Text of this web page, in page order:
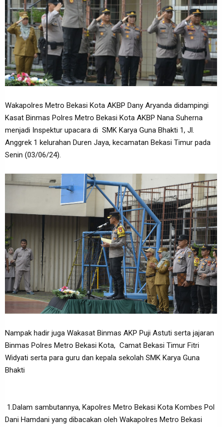
Wakapolres Metro Bekasi Kota AKBP Dany Aryanda didampingi
Kasat Binmas Polres Metro Bekasi Kota AKBP Nana Suherna
menjadi Inspektur upacara di SMK Karya Guna Bhakti 1, Jl.
Anggrek 1 kelurahan Duren Jaya, kecamatan Bekasi Timur pada
Senin (03/06/24).
Nampak hadir juga Wakasat Binmas AKP Puji Astuti serta jajaran
Binmas Polres Metro Bekasi Kota, Camat Bekasi Timur Fitri
Widyati serta para guru dan kepala sekolah SMK Karya Guna
Bhakti
1.Dalam sambutannya, Kapolres Metro Bekasi Kota Kombes Pol
Dani Hamdani yang dibacakan oleh Wakapolres Metro Bekasi